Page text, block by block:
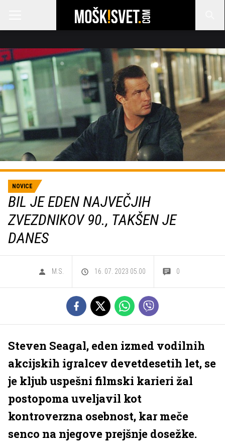
NOVICE
BIL JE EDEN NAJVEČJIH
ZVEZDNIKOV 90., TAKŠEN JE
DANES
M.S. 16. 07. 2023 05.00 0
Steven Seagal, eden izmed vodilnih
akcijskih igralcev devetdesetih let, se
je kljub uspešni filmski karieri žal
postopoma uveljavil kot
kontroverzna osebnost, kar meče
senco na njegove prejšnje dosežke.